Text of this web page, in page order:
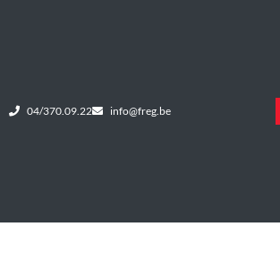
04/370.09.22 info@freg.be